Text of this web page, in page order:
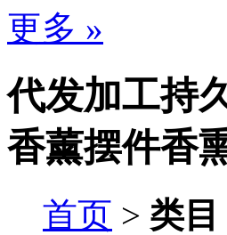
更多 »
代发加工持
香薰摆件香
首页 > 类目